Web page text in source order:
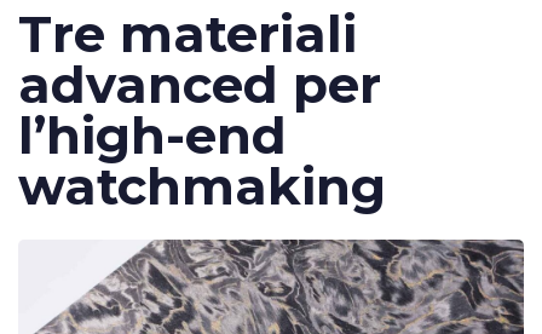
Tre materiali
advanced per
l’high-end
watchmaking